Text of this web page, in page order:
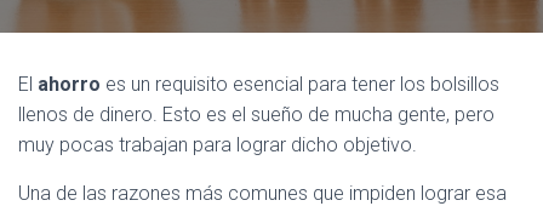
El ahorro es un requisito esencial para tener los bolsillos
llenos de dinero. Esto es el sueño de mucha gente, pero
muy pocas trabajan para lograr dicho objetivo.
Una de las razones más comunes que impiden lograr esa